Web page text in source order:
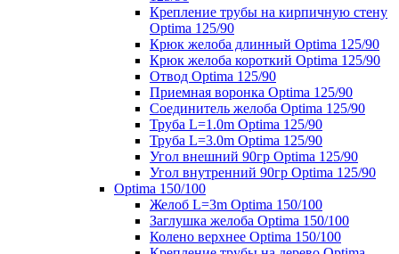
Крепление трубы на кирпичную стену
Optima 125/90
Крюк желоба длинный Optima 125/90
Крюк желоба короткий Optima 125/90
Отвод Optima 125/90
Приемная воронка Optima 125/90
Соединитель желоба Optima 125/90
Труба L=1.0m Optima 125/90
Труба L=3.0m Optima 125/90
Угол внешний 90гр Optima 125/90
Угол внутренний 90гр Optima 125/90
Optima 150/100
Желоб L=3m Optima 150/100
Заглушка желоба Optima 150/100
Колено верхнее Optima 150/100